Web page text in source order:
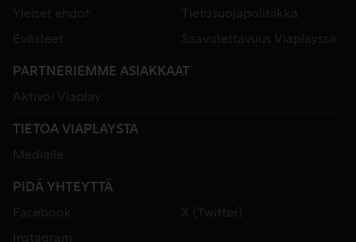
Yleiset ehdot
Tietosuojapolitiikka
Evästeet
Saavutettavuus Viaplayssa
PARTNERIEMME ASIAKKAAT
Aktivoi Viaplay
TIETOA VIAPLAYSTA
Medialle
PIDÄ YHTEYTTÄ
Facebook
X (Twitter)
Instagram